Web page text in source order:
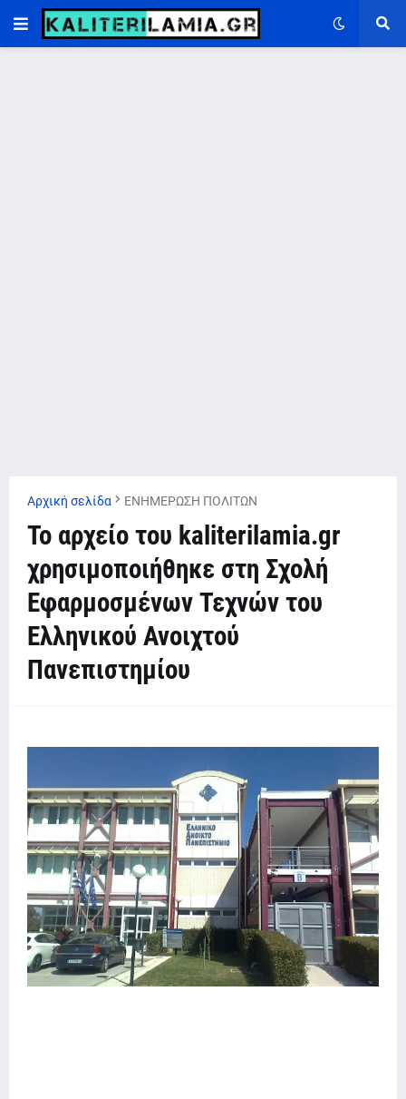
Αρχική σελίδα ΕΝΗΜΕΡΩΣΗ ΠΟΛΙΤΩΝ
Το αρχείο του kaliterilamia.gr
χρησιμοποιήθηκε στη Σχολή
Εφαρμοσμένων Τεχνών του
Ελληνικού Ανοιχτού
Πανεπιστημίου